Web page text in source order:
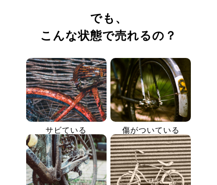
でも、
こんな状態で売れるの？
サビている 傷がついている